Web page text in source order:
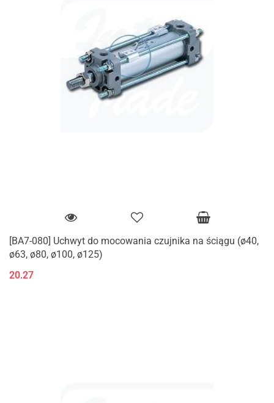
[BA7-080] Uchwyt do mocowania czujnika na ściągu (ø40,
ø63, ø80, ø100, ø125)
20.27